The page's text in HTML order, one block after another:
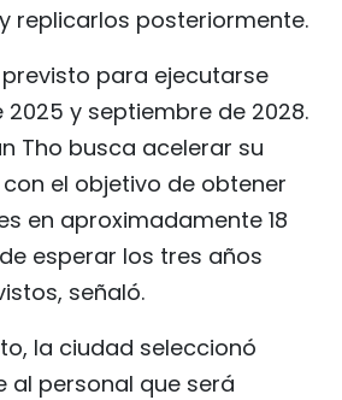
replicarlos posteriormente.
para ejecutarse
y septiembre de 2028.
Tho busca acelerar su
el objetivo de obtener
en aproximadamente 18
esperar los tres años
señaló.
la ciudad seleccionó
al personal que será